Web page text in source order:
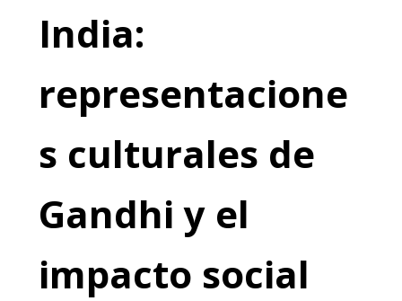
India:
representacione
s culturales de
Gandhi y el
impacto social